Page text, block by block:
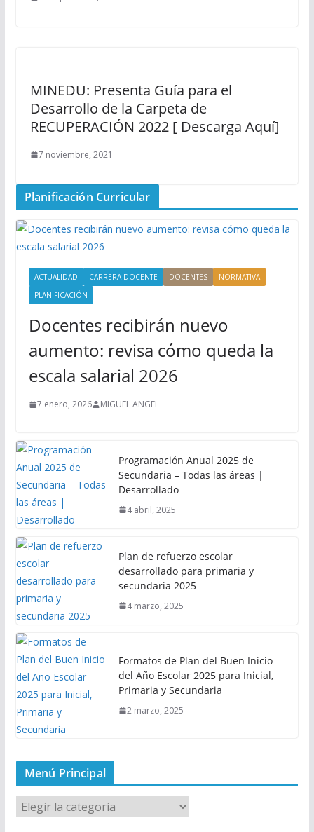
MINEDU: Presenta Guía para el
Desarrollo de la Carpeta de
RECUPERACIÓN 2022 [ Descarga Aquí]
7 noviembre, 2021
Planificación Curricular
ACTUALIDAD CARRERA DOCENTE DOCENTES
NORMATIVA
PLANIFICACIÓN
Docentes recibirán nuevo
aumento: revisa cómo queda la
escala salarial 2026
7 enero, 2026 MIGUEL ANGEL
Programación Anual 2025 de
Secundaria – Todas las áreas |
Desarrollado
4 abril, 2025
Plan de refuerzo escolar
desarrollado para primaria y
secundaria 2025
4 marzo, 2025
Formatos de Plan del Buen Inicio
del Año Escolar 2025 para Inicial,
Primaria y Secundaria
2 marzo, 2025
Menú Principal
M
e